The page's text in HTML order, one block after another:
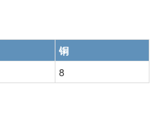
铜
8